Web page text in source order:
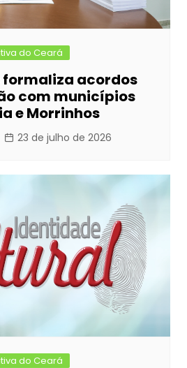
do Ceará
formaliza acordos
com municípios
e Morrinhos
23 de julho de 2026
do Ceará